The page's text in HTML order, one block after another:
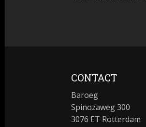
CONTACT
Baroeg
Spinozaweg 300
3076 ET Rotterdam